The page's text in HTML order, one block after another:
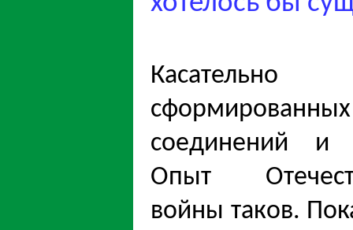
Касательно
сформированных
соединений и
Опыт
войны таков.